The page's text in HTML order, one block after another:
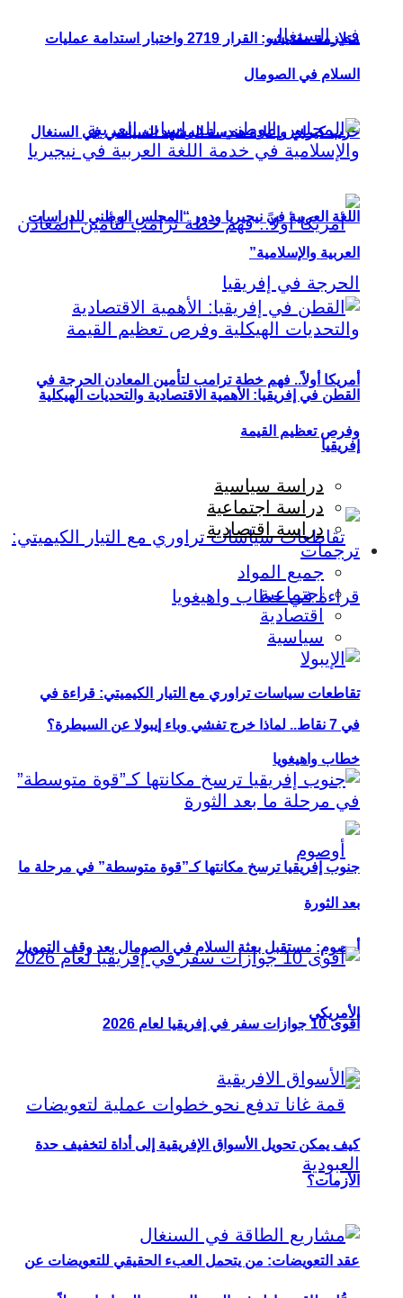
حزب كيراي وإعادة هندسة المشهد السياسي في السنغال
أمريكا أولاً.. فهم خطة ترامب لتأمين المعادن الحرجة في
إفريقيا
تقاطعات سياسات تراوري مع التيار الكيميتي: قراءة في
خطاب واهيغويا
أوصوم: مستقبل بعثة السلام في الصومال بعد وقف التمويل
الأمريكي
عقد التعويضات: من يتحمل العبء الحقيقي للتعويضات عن
متلازمة مقديشو: القرار 2719 واختبار استدامة عمليات
السلام في الصومال
اللغة العربية في نيجيريا ودور “المجلس الوطني للدراسات
العربية والإسلامية”
القطن في إفريقيا: الأهمية الاقتصادية والتحديات الهيكلية
وفرص تعظيم القيمة
دراسة سياسية
دراسة اجتماعية
دراسة اقتصادية
ترجمات
جميع المواد
اجتماعية
اقتصادية
سياسية
في 7 نقاط.. لماذا خرج تفشي وباء إيبولا عن السيطرة؟
جنوب إفريقيا ترسخ مكانتها كـ”قوة متوسطة” في مرحلة ما
بعد الثورة
أقوى 10 جوازات سفر في إفريقيا لعام 2026
كيف يمكن تحويل الأسواق الإفريقية إلى أداة لتخفيف حدة
الأزمات؟